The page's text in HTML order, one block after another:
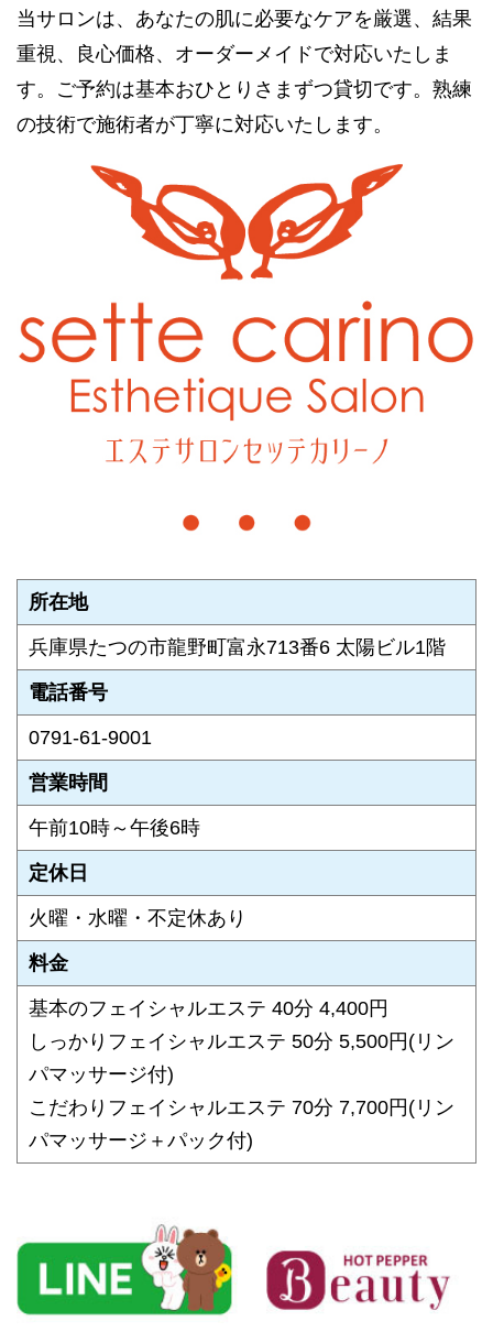
当サロンは、あなたの肌に必要なケアを厳選、結果
重視、良心価格、オーダーメイドで対応いたしま
す。ご予約は基本おひとりさまずつ貸切です。熟練
の技術で施術者が丁寧に対応いたします。
所在地
兵庫県たつの市龍野町富永713番6 太陽ビル1階
電話番号
0791-61-9001
営業時間
午前10時～午後6時
定休日
火曜・水曜・不定休あり
料金
基本のフェイシャルエステ 40分 4,400円
しっかりフェイシャルエステ 50分 5,500円(リン
パマッサージ付)
こだわりフェイシャルエステ 70分 7,700円(リン
パマッサージ＋パック付)